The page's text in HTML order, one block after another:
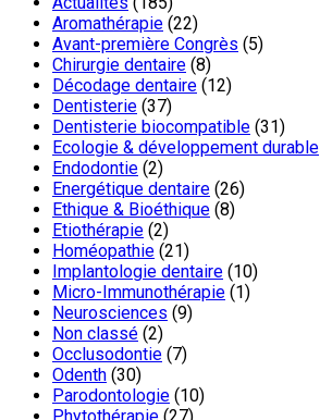
Aromathérapie (22)
Avant-première Congrès (5)
Chirurgie dentaire (8)
Décodage dentaire (12)
Dentisterie (37)
Dentisterie biocompatible (31)
Ecologie & développement durable
Endodontie (2)
Energétique dentaire (26)
Ethique & Bioéthique (8)
Etiothérapie (2)
Homéopathie (21)
Implantologie dentaire (10)
Micro-Immunothérapie (1)
Neurosciences (9)
Non classé (2)
Occlusodontie (7)
Odenth (30)
Parodontologie (10)
Phytothérapie (27)